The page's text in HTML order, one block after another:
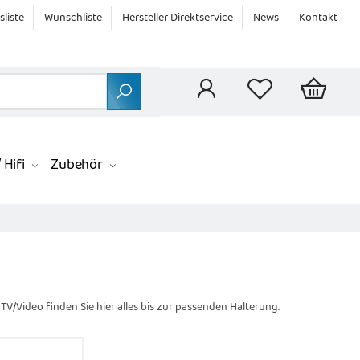
Wunschliste Hersteller Direktservice News Kontakt
Hifi Zubehör
Video finden Sie hier alles bis zur passenden Halterung.